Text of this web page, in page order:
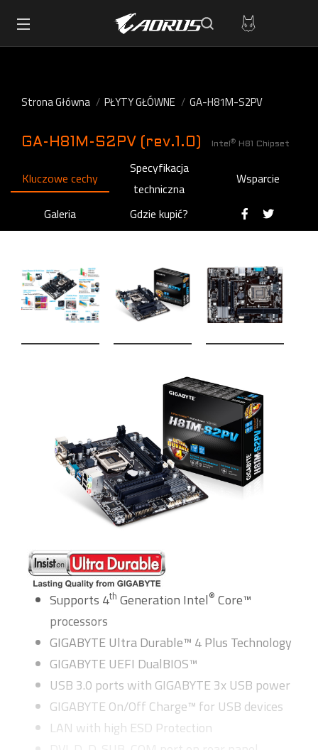
Strona Główna PŁYTY GŁÓWNE GA-H81M-S2PV
GA-H81M-S2PV (rev.1.0) Intel ® H81 Chipset
Kluczowe cechy
Specyfikacja
techniczna
Wsparcie
Galeria Gdzie kupić?
Supports 4th Generation Intel® Core™
processors
GIGABYTE Ultra Durable™ 4 Plus Technology
GIGABYTE UEFI DualBIOS™
USB 3.0 ports with GIGABYTE 3x USB power
GIGABYTE On/Off Charge™ for USB devices
LAN with high ESD Protection